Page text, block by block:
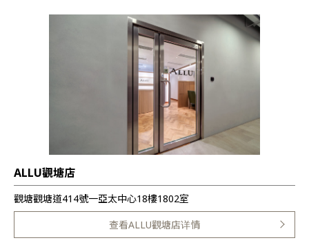
ALLU觀塘店
觀塘觀塘道414號一亞太中心18樓1802室
查看ALLU觀塘店详情